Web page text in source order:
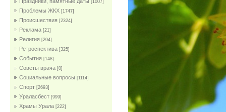
[1007]
Проблемы ЖКХ [1747]
Проиcшествия [2324]
Реклама [21]
Религия [204]
Ретроспектива [325]
События [148]
Советы врача [0]
Социальные вопросы [1114]
Спорт [2693]
Ураласбест [999]
Храмы Урала [222]